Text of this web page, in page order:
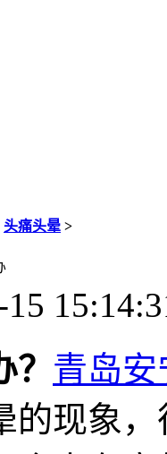
头痛头晕 >
15
青岛
的现象